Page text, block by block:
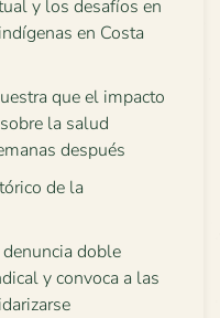
y los desafíos en
en Costa
que el impacto
la salud
después
de la
doble
y convoca a las